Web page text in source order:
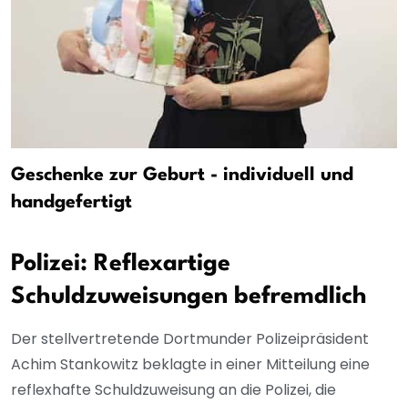
Geschenke zur Geburt - individuell und
handgefertigt
Polizei: Reflexartige
Schuldzuweisungen befremdlich
Der stellvertretende Dortmunder Polizeipräsident
Achim Stankowitz beklagte in einer Mitteilung eine
reflexhafte Schuldzuweisung an die Polizei, die